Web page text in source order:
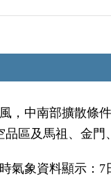
，中南部擴散條
區及馬祖、金門
氣象資料顯示：